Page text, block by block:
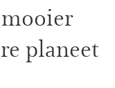
planeet